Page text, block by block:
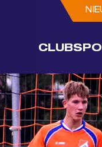
CLUB